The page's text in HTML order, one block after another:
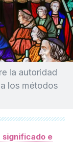
la autoridad
los métodos
significado e